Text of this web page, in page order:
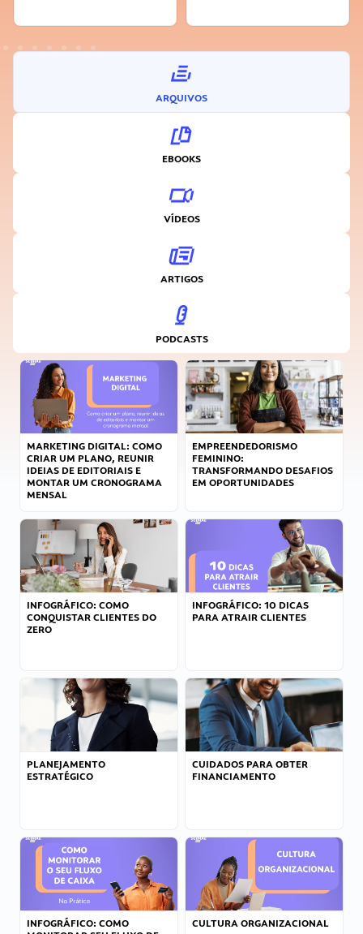
ARQUIVOS
EBOOKS
VÍDEOS
ARTIGOS
PODCASTS
MARKETING DIGITAL: COMO
CRIAR UM PLANO, REUNIR
IDEIAS DE EDITORIAIS E
MONTAR UM CRONOGRAMA
MENSAL
EMPREENDEDORISMO
FEMININO:
TRANSFORMANDO DESAFIOS
EM OPORTUNIDADES
INFOGRÁFICO: COMO
CONQUISTAR CLIENTES DO
ZERO
INFOGRÁFICO: 10 DICAS
PARA ATRAIR CLIENTES
PLANEJAMENTO
ESTRATÉGICO
CUIDADOS PARA OBTER
FINANCIAMENTO
INFOGRÁFICO: COMO
CULTURA ORGANIZACIONAL